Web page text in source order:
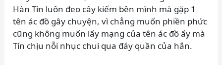
Hàn Tín luôn đeo cây kiếm bên mình mà gặp 1
tên ác đồ gây chuyện, vì chẳng muốn phiền phức
cũng không muốn lấy mạng của tên ác đồ ấy mà
Tín chịu nỗi nhục chui qua đáy quần của hắn.